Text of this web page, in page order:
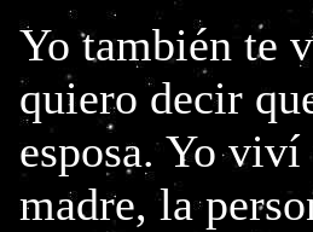
Yo también te
quiero decir
esposa. Yo
madre, la